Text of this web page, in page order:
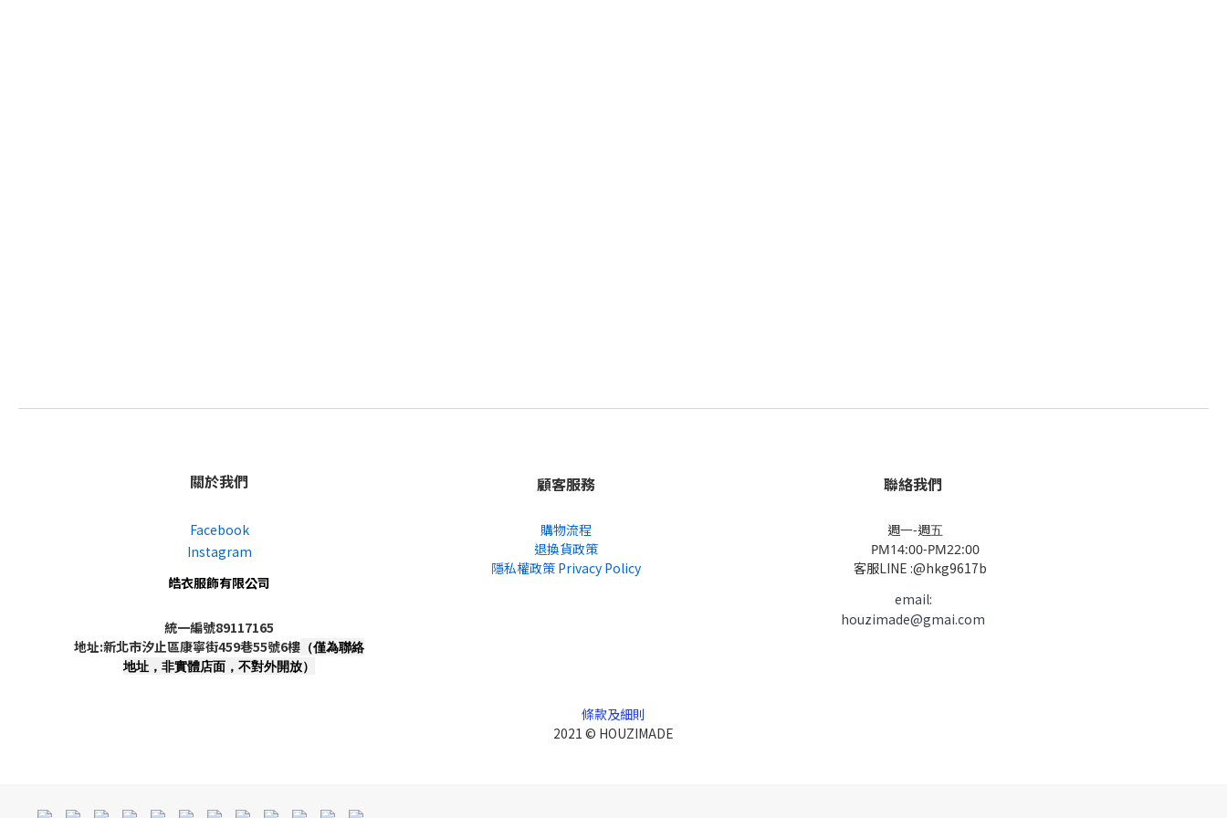
關於我們
Facebook
Instagram
皓衣服飾有限公司
統一編號89117165
地址:新北市汐止區康寧街459巷55號6樓 （僅為聯絡
地址，非實體店面，不對外開放）
顧客服務
購物流程
退換貨政策
隱私權政策 Privacy Policy
聯絡我們
週一-週五
PM14:00-PM22:00
客服LINE :@hkg9617b
email:
houzimade@gmai.com
條款及細則
2021 © HOUZIMADE